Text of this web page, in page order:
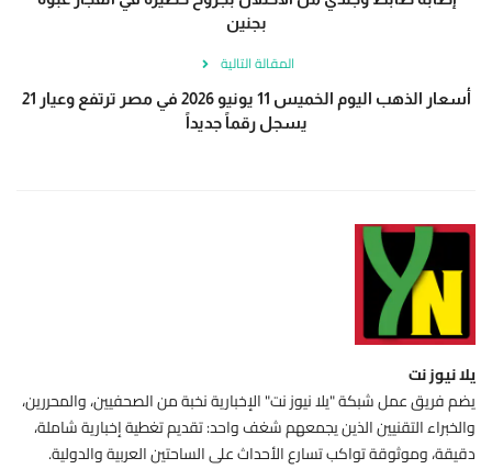
بجنين
المقالة التالية
أسعار الذهب اليوم الخميس 11 يونيو 2026 في مصر ترتفع وعيار 21
يسجل رقماً جديداً
يلا نيوز نت
يضم فريق عمل شبكة "يلا نيوز نت" الإخبارية نخبة من الصحفيين، والمحررين،
والخبراء التقنيين الذين يجمعهم شغف واحد: تقديم تغطية إخبارية شاملة،
دقيقة، وموثوقة تواكب تسارع الأحداث على الساحتين العربية والدولية.